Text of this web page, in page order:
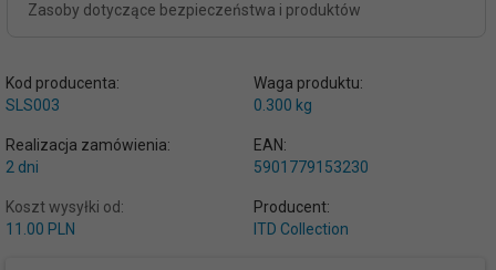
Zasoby dotyczące bezpieczeństwa i produktów
Kod producenta:
SLS003
Waga produktu:
0.300 kg
Realizacja zamówienia:
2 dni
EAN:
5901779153230
Koszt wysyłki od:
11.00 PLN
Producent:
ITD Collection